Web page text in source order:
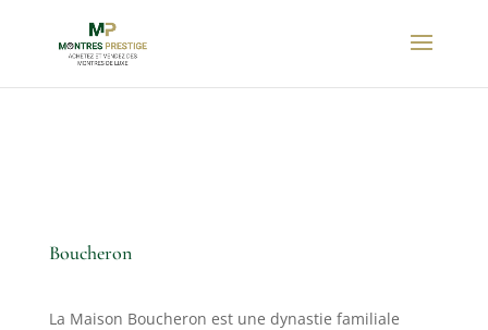
Boucheron
La Maison Boucheron est une dynastie familiale